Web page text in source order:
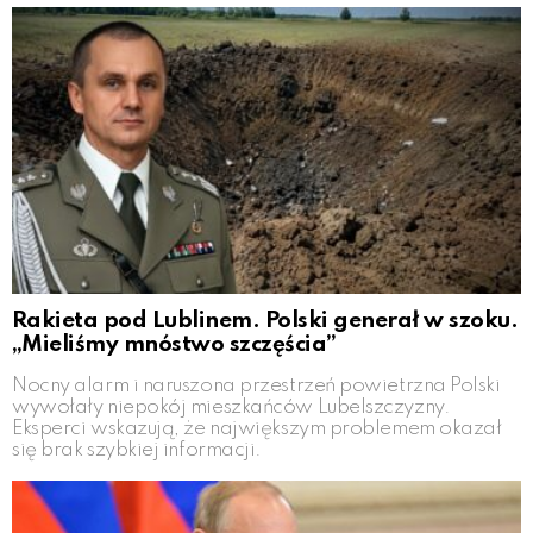
Rakieta pod Lublinem. Polski generał w szoku.
„Mieliśmy mnóstwo szczęścia”
Nocny alarm i naruszona przestrzeń powietrzna Polski
wywołały niepokój mieszkańców Lubelszczyzny.
Eksperci wskazują, że największym problemem okazał
się brak szybkiej informacji.